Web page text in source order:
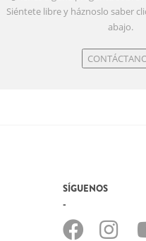
Siéntete libre y háznoslo saber
abajo.
SÍGUENOS